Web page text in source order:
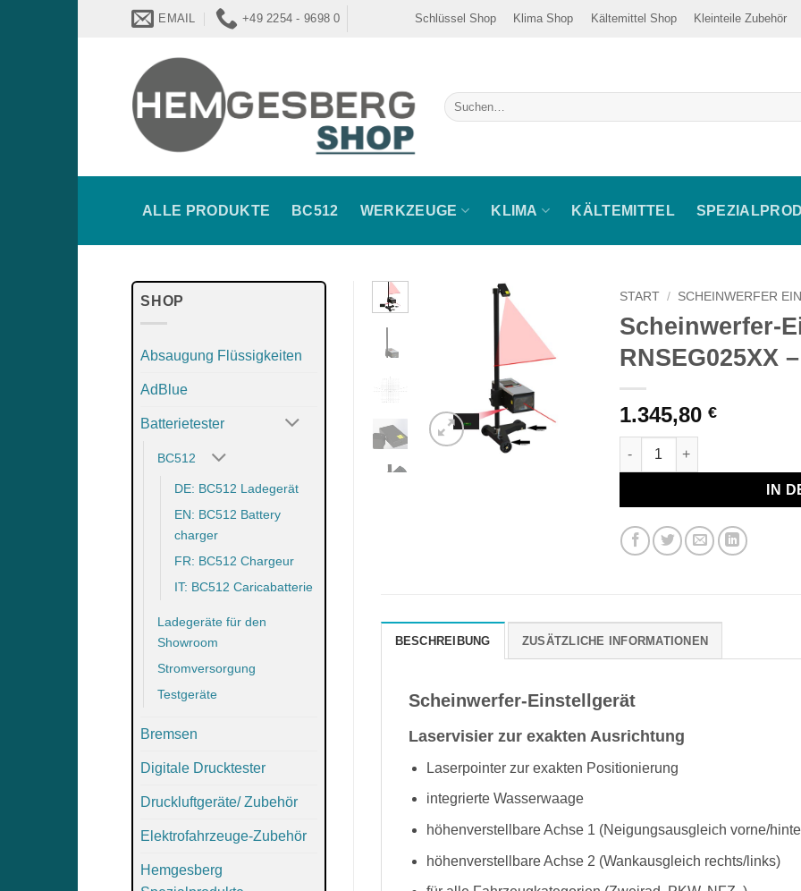
EMAIL +49 2254 - 9698 0 Schlüssel Shop Klima Shop Kältemittel Shop Kleinteile Zubehör
Suche
nach:
ALLE PRODUKTE BC512 WERKZEUGE KLIMA KÄLTEMITTEL
SHOP
Absaugung Flüssigkeiten
AdBlue
Batterietester
BC512
DE: BC512 Ladegerät
EN: BC512 Battery
charger
FR: BC512 Chargeur
IT: BC512 Caricabatterie
Ladegeräte für den
Showroom
Stromversorgung
Testgeräte
Bremsen
Digitale Drucktester
Druckluftgeräte/ Zubehör
Elektrofahrzeuge-Zubehör
Hemgesberg
START / SCHEINWERFER
Scheinwerfer-
RNSEG025XX
1.345,80 €
Scheinwerfer-Einstellgerät
IN
BESCHREIBUNG ZUSÄTZLICHE INFORMATIONEN
Scheinwerfer-Einstellgerät
Laservisier zur exakten Ausrichtung
Laserpointer zur exakten Positionierung
integrierte Wasserwaage
höhenverstellbare Achse 1 (Neigungsausgleich vorne/
höhenverstellbare Achse 2 (Wankausgleich rechts/links)